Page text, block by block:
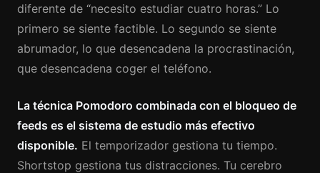
diferente de “necesito estudiar cuatro horas.” Lo
primero se siente factible. Lo segundo se siente
abrumador, lo que desencadena la procrastinación,
que desencadena coger el teléfono.
La técnica Pomodoro combinada con el bloqueo de
feeds es el sistema de estudio más efectivo
disponible. El temporizador gestiona tu tiempo.
Shortstop gestiona tus distracciones. Tu cerebro